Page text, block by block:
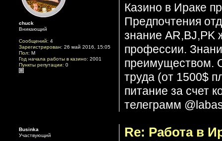
Казино в Ираке
Предпочтения
знание AR,BJ,PK
профессии.
преимуществом.
труда (от 1500$
питание за счет
телеграмм
chuck
Вникающий
Сообщений: 4
Зарегистрирован: 26 май 2016, 15:05
Пол: M
Год начала работы в казино: 2001
Пункты репутации: 0
Re: Работа в
Businka
Участвующий